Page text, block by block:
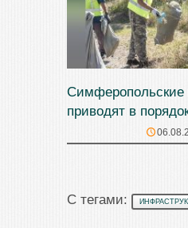
Симферопольские
приводят в
С тегами: